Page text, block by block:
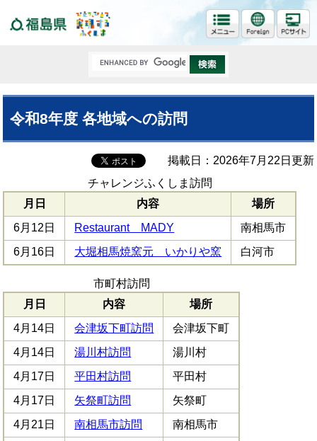
令和8年度 各地域への訪問
掲載日：2026年7月22日更新
チャレンジふくしま訪問
月日
内容
場所
6月12日
Restaurant MADY
南相馬市
6月16日
大堀相馬焼窯元 いかりや窯 白河市
市町村訪問
月日
内容
場所
4月14日
会津坂下町訪問
会津坂下町
4月14日
湯川村訪問
湯川村
4月17日
平田村訪問
平田村
4月17日
矢祭町訪問
矢祭町
4月21日
南相馬市訪問
南相馬市